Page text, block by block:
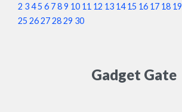
Gadget Gate
2 345 6 789 10 11 12 13 14 15 16 17 18 19
25 26272829 30